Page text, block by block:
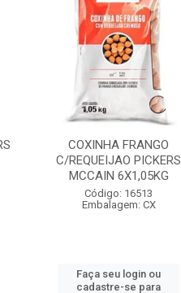
COXINHA FRANGO
C/REQUEIJAO PICKERS
MCCAIN 6X1,05KG
Código: 16513
Embalagem: CX
Faça seu login ou
cadastre-se para